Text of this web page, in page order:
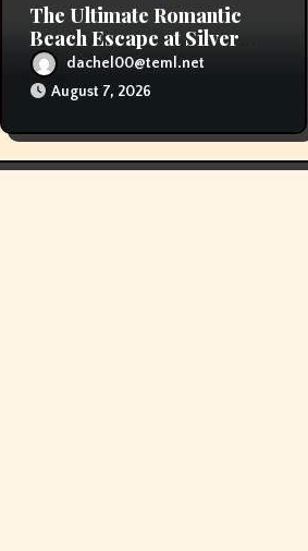
The Ultimate Romantic
Beach Escape at Silver
Sands Beach Resort
dachel00@teml.net
August 7, 2026